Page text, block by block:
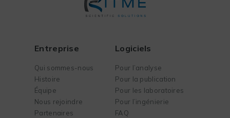
Entreprise
Qui sommes-nous
Histoire
Équipe
Nous rejoindre
Partenaires
Logiciels
Pour l’analyse
Pour la publication
Pour les laboratoires
Pour l’ingénierie
FAQ